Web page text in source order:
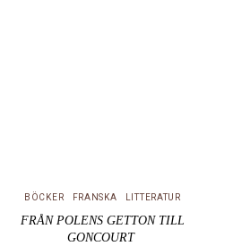
BÖCKER FRANSKA LITTERATUR
FRÅN POLENS GETTON TILL
GONCOURT